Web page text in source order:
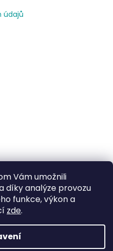
Vám umožnili
díky analýze provozu
funkce, výkon a
zde.
údajů
Instagramu